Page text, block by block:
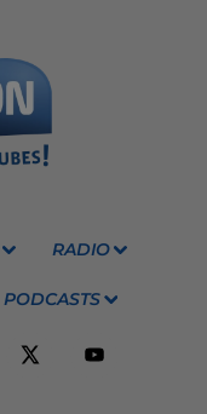
RADIO
PODCASTS